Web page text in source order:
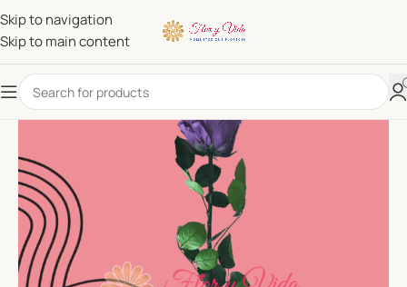
Skip to navigation
Skip to main content